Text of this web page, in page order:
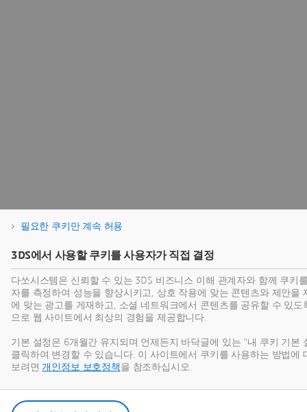
필요한 쿠키만 계속 허용
3DS에서 사용할 쿠키를 사용자가 직접 결정
다쏘시스템은 신뢰할 수 있는 3DS 비즈니스 이해 관계자와 함께 쿠키
자를 측정하여 성능을 향상시키고, 상호 작용에 맞는 콘텐츠와 제안을
에 맞는 광고를 게재하고, 소셜 네트워크에서 콘텐츠를 공유할 수 있도
으로 웹 사이트에서 최상의 경험을 제공합니다.
기본 설정은 6개월간 유지되며 언제든지 바닥글에 있는 "내 쿠키 기본
클릭하여 변경할 수 있습니다. 이 사이트에서 쿠키를 사용하는 방법에
보려면개인정보 보호정책 을 참조하십시오.